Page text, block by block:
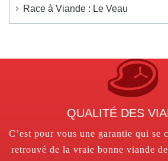
Race à Viande : Le Veau
QUALITÉ DES
C’est pour vous une garantie qui se
retrouvé de la vraie bonne viande